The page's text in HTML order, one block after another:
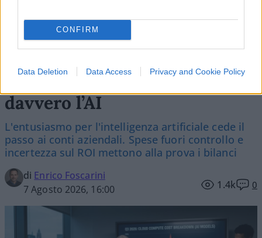
CONFIRM
Data Deletion Data Access Privacy and Cookie Policy
Imprese: ecco quanto costa
davvero l’AI
L'entusiasmo per l'intelligenza artificiale cede il
passo ai conti aziendali. Spese fuori controllo e
incertezza sul ROI mettono alla prova i bilanci
di Enrico Foscarini
7 Agosto 2026, 16:00
1.4k 0